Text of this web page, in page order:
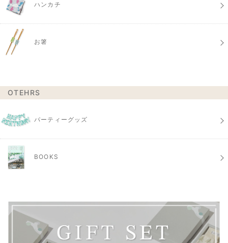
ハンカチ
お箸
OTEHRS
パーティーグッズ
BOOKS